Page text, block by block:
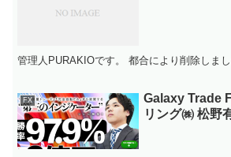
管理人PURAKIOです。 都合により削除しまし
FX
Galaxy Trade
リング㈱ 松野